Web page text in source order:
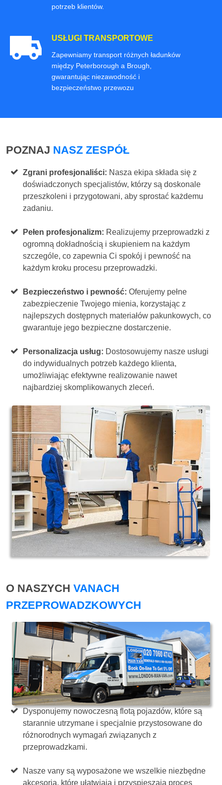
potrzeb klientów.
USŁUGI TRANSPORTOWE
Zapewniamy transport różnych ładunków
między Peterborough a Brough,
gwarantując niezawodność i
bezpieczeństwo przewozu
POZNAJ NASZ ZESPÓŁ
Zgrani profesjonaliści: Nasza ekipa składa się z
doświadczonych specjalistów, którzy są doskonale
przeszkoleni i przygotowani, aby sprostać każdemu
zadaniu.
Pełen profesjonalizm: Realizujemy przeprowadzki z
ogromną dokładnością i skupieniem na każdym
szczególe, co zapewnia Ci spokój i pewność na
każdym kroku procesu przeprowadzki.
Bezpieczeństwo i pewność:Oferujemy pełne
zabezpieczenie Twojego mienia, korzystając z
najlepszych dostępnych materiałów pakunkowych, co
gwarantuje jego bezpieczne dostarczenie.
Personalizacja usług: Dostosowujemy nasze usługi
do indywidualnych potrzeb każdego klienta,
umożliwiając efektywne realizowanie nawet
najbardziej skomplikowanych zleceń.
O NASZYCH VANACH
PRZEPROWADZKOWYCH
Dysponujemy nowoczesną flotą pojazdów, które są
starannie utrzymane i specjalnie przystosowane do
różnorodnych wymagań związanych z
przeprowadzkami.
Nasze vany są wyposażone we wszelkie niezbędne
akcesoria, które ułatwiają i przyspieszają proces